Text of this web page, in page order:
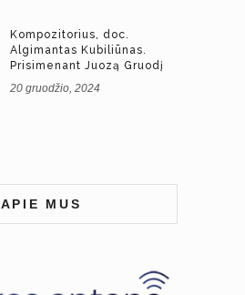
Kompozitorius, doc.
Algimantas Kubiliūnas.
Prisimenant Juozą Gruodį
20 gruodžio, 2024
APIE MUS